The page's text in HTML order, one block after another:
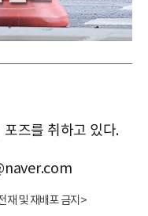
즈를 취하고 있다.
재 및 재배포 금지>